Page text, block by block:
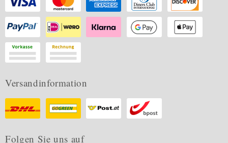
Versandinformation
Folgen Sie uns auf